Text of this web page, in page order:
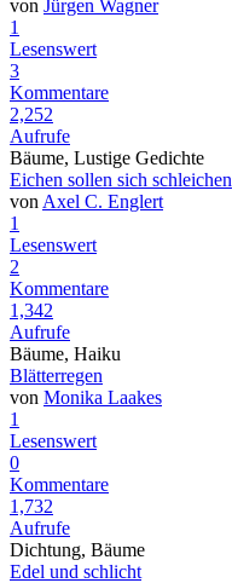
von Jürgen Wagner
1
Lesenswert
3
Kommentare
2,252
Aufrufe
Bäume, Lustige Gedichte
Eichen sollen sich schleichen
von Axel C. Englert
1
Lesenswert
2
Kommentare
1,342
Aufrufe
Bäume, Haiku
Blätterregen
von Monika Laakes
1
Lesenswert
0
Kommentare
1,732
Aufrufe
Dichtung, Bäume
Edel und schlicht